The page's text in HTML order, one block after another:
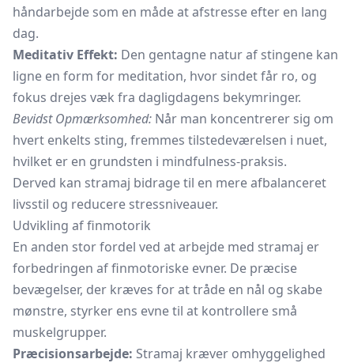
håndarbejde som en måde at afstresse efter en lang
dag.
Meditativ Effekt: Den gentagne natur af stingene kan
ligne en form for meditation, hvor sindet får ro, og
fokus drejes væk fra dagligdagens bekymringer.
Bevidst Opmærksomhed: Når man koncentrerer sig om
hvert enkelts sting, fremmes tilstedeværelsen i nuet,
hvilket er en grundsten i mindfulness-praksis.
Derved kan stramaj bidrage til en mere afbalanceret
livsstil og reducere stressniveauer.
Udvikling af finmotorik
En anden stor fordel ved at arbejde med stramaj er
forbedringen af finmotoriske evner. De præcise
bevægelser, der kræves for at tråde en nål og skabe
mønstre, styrker ens evne til at kontrollere små
muskelgrupper.
Præcisionsarbejde: Stramaj kræver omhyggelighed